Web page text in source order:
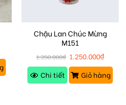
Chậu Lan Chúc Mừng
M151
1.350.000₫ 1.250.000₫
Chi tiết
Giỏ hàng